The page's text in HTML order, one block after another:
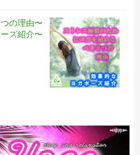
の理由〜
ズ紹介〜